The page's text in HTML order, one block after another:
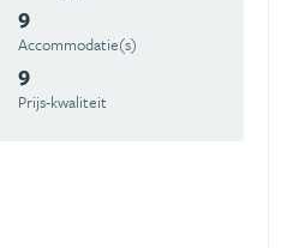
9
Accommodatie(s)
9
Prijs-kwaliteit